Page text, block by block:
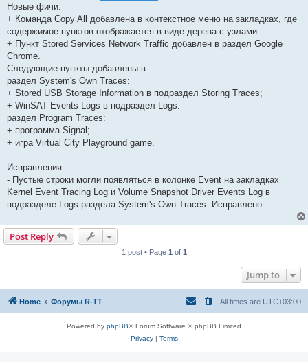
Новые фичи:
+ Команда Copy All добавлена в контекстное меню на закладках, где
содержимое пунктов отображается в виде дерева с узлами.
+ Пункт Stored Services Network Traffic добавлен в раздел Google
Chrome.
Следующие пункты добавлены в
раздел System's Own Traces:
+ Stored USB Storage Information в подраздел Storing Traces;
+ WinSAT Events Logs в подраздел Logs.
раздел Program Traces:
+ программа Signal;
+ игра Virtual City Playground game.
Исправления:
- Пустые строки могли появляться в колонке Event на закладках
Kernel Event Tracing Log и Volume Snapshot Driver Events Log в
подразделе Logs раздела System's Own Traces. Исправлено.
Post Reply
1 post • Page 1 of 1
Jump to
Home Форумы R-TT All times are UTC+03:00
Powered by phpBB® Forum Software © phpBB Limited
Privacy| Terms